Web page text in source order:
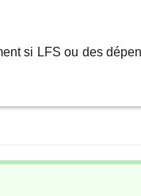
si LFS ou des